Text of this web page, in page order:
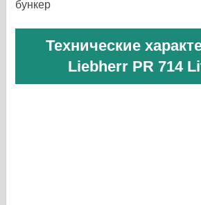
бункер
Технические
Liebherr PR 714